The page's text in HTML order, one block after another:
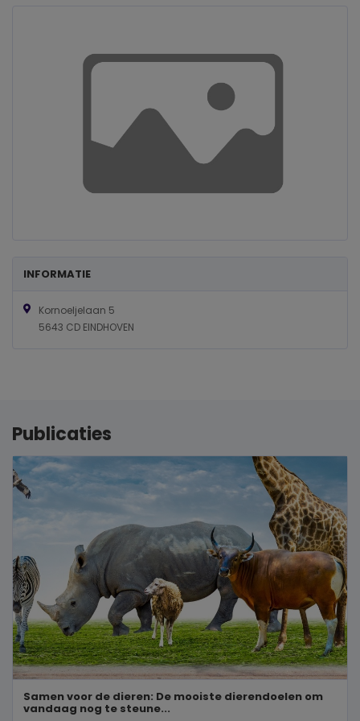
INFORMATIE
Kornoeljelaan 5
5643 CD EINDHOVEN
Publicaties
Samen voor de dieren: De mooiste dierendoelen om
vandaag nog te steune...